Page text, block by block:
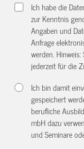
Ich habe die
zur Kenntnis
Angaben und
Anfrage
werden.
jederzeit für die
Ich bin damit
gespeichert
berufliche
mbH dazu
und Seminare